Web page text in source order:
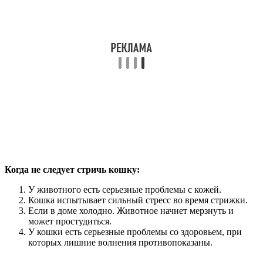
Когда не следует стричь кошку:
У животного есть серьезные проблемы с кожей.
Кошка испытывает сильный стресс во время стрижки.
Если в доме холодно. Животное начнет мерзнуть и
может простудиться.
У кошки есть серьезные проблемы со здоровьем, при
которых лишние волнения противопоказаны.